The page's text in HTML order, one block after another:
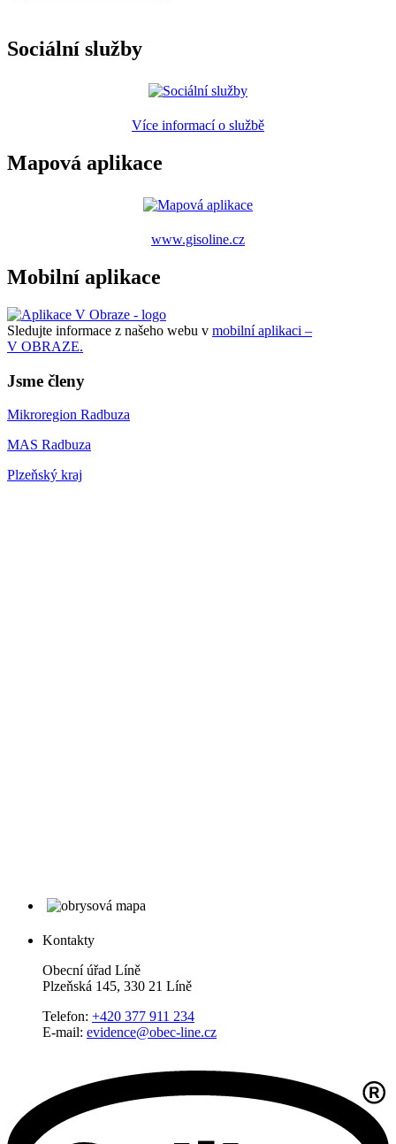
Sociální služby
Více informací o službě
Mapová aplikace
www.gisoline.cz
Mobilní aplikace
Sledujte informace z našeho webu v mobilní aplikaci –
V OBRAZE.
Jsme členy
Mikroregion Radbuza
MAS Radbuza
Plzeňský kraj
Kontakty
Obecní úřad Líně
Plzeňská 145, 330 21 Líně
Telefon: +420 377 911 234
E-mail: evidence@obec-line.cz